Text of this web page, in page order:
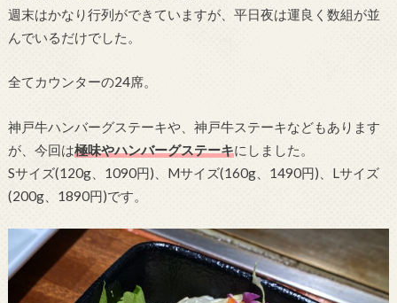
週末はかなり行列ができていますが、平日夜は運良く数組が並
んでいるだけでした。
全てカウンターの24席。
神戸牛ハンバーグステーキや、神戸牛ステーキなどもあります
が、今回は極味やハンバーグステーキにしました。
Sサイズ(120g、1090円)、Mサイズ(160g、1490円)、Lサイズ
(200g、1890円)です。